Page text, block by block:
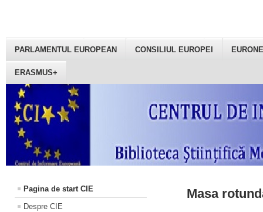
PARLAMENTUL EUROPEAN CONSILIUL EUROPEI
ERASMUS+
Pagina de start CIE
Despre CIE
Masa